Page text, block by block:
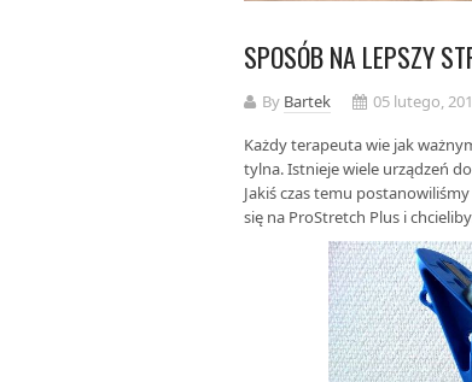
SPOSÓB NA LEPSZY
By Bartek 05 lutego,
Każdy terapeuta wie jak
tylna. Istnieje wiele urządzeń
Jakiś czas temu
się na ProStretch Plus i